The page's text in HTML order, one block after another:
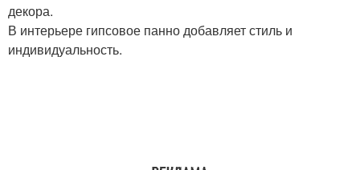
декора.
В интерьере гипсовое панно добавляет стиль и
индивидуальность.